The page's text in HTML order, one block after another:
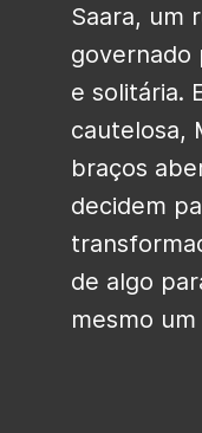
Saara, um
governado
e solitária.
cautelosa,
braços
decidem
de algo
mesmo